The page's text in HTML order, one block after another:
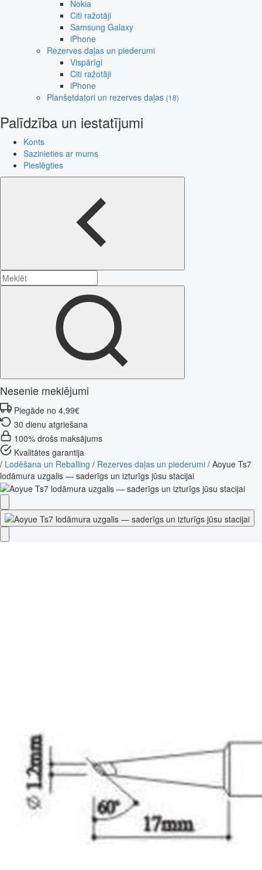
Nokia
Citi ražotāji
Samsung Galaxy
iPhone
Rezerves daļas un piederumi
Vispārīgi
Citi ražotāji
iPhone
Planšetdatori un rezerves daļas (18)
Palīdzība un iestatījumi
Konts
Sazinieties ar mums
Pieslēgties
Nesenie meklējumi
Piegāde no 4,99€
30 dienu atgriešana
100% drošs maksājums
Kvalitātes garantija
/ Lodēšana un Reballing / Rezerves daļas un piederumi / Aoyue Ts7
lodāmura uzgalis — saderīgs un izturīgs jūsu stacijai